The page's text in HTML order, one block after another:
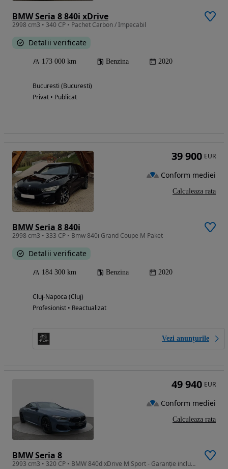
BMW Seria 8 840i xDrive
2998 cm3 • 340 CP • Pachet Carbon / Impecabil
Detalii verificate
173 000 km Benzina 2020
Bucuresti (Bucuresti)
Privat • Publicat
BMW Seria 8 840i
2998 cm3 • 333 CP • Bmw 840i Grand Coupe M Paket
Detalii verificate
184 300 km Benzina 2020
Cluj-Napoca (Cluj)
Profesionist • Reactualizat
Vezi anunțurile
39 900 EUR
Conform mediei
Calculeaza rata
BMW Seria 8
2993 cm3 • 320 CP • BMW 840d xDrive M Sport - Garanție inclusă!
49 940 EUR
Conform mediei
Calculeaza rata